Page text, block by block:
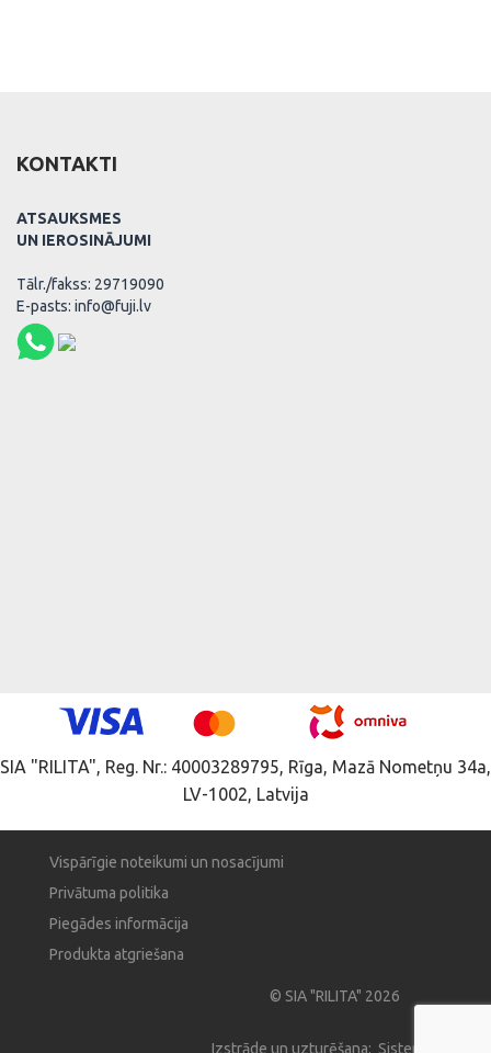
KONTAKTI
ATSAUKSMES
UN IEROSINĀJUMI
Tālr./fakss: 29719090
E-pasts: info@fuji.lv
SIA "RILITA", Reg. Nr.: 40003289795, Rīga, Mazā Nometņu 34a,
LV-1002, Latvija
Vispārīgie noteikumi un nosacījumi
Privātuma politika
Piegādes informācija
Produkta atgriešana
© SIA "RILITA" 2026
Izstrāde un uzturēšana: Sistema Pro